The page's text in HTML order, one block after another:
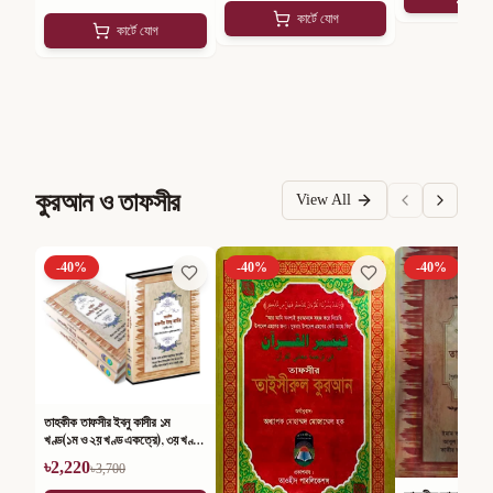
কার্টে যোগ
কার্টে যোগ
কুরআন ও তাফসীর View All
-40%
তাহকীক তাফসীর ইবনু কাসীর ১ম
খণ্ড(১ম ও ২য় খণ্ড একত্রে), ৩য় খণ্ড,
৪র্থ খণ্ড ও আম্মা পারা (সেট)
৳2,220৳3,700
-40% -40%